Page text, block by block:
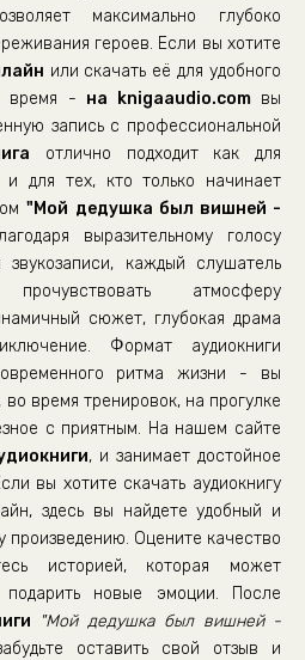
максимально глубоко
героев. Если вы хотите
или скачать её для удобного
время - на knigaaudio.comвы
запись с профессиональной
отлично подходит как для
для тех, кто только начинает
"Мой дедушка был вишней -
выразительному голосу
каждый слушатель
атмосферу
сюжет, глубокая драма
Формат аудиокниги
ритма жизни - вы
время тренировок, на прогулке
с приятным. На нашем сайте
, и занимает достойное
вы хотите скачать аудиокнигу
здесь вы найдете удобный и
произведению. Оцените качество
историей, которая может
подарить новые эмоции. После
"Мой дедушка был вишней -
оставить свой отзыв и